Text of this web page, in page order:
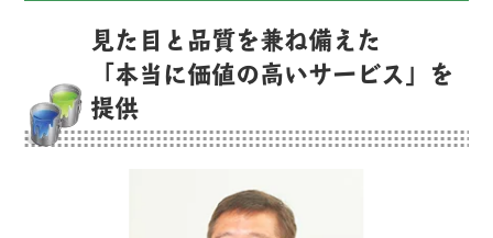
見た目と品質を兼ね備えた
「本当に価値の高いサービス」を
提供